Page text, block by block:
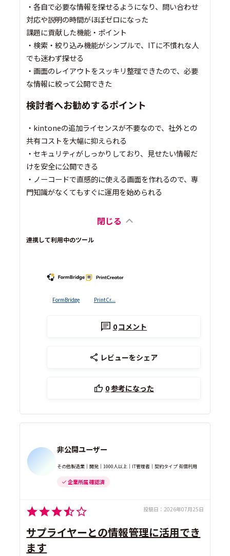
・各自で必要な情報を探せるようになり、問い合わせ
対応や説明の時間がほぼゼロになった
課題に貢献した機能・ポイント
・検索・絞り込み機能がシンプルで、ITに不慣れな人
でも迷わず探せる
・画面のレイアウトをスッキリ整理できたので、必要
な情報に絞って公開できた
検討者へお勧めするポイント
・kintoneの追加ライセンスが不要なので、社外との
共有コストを大幅に抑えられる
・セキュリティがしっかりしており、見せたい情報だ
けを安全に公開できる
・ノーコードで直感的に使える画面を作れるので、専
門知識がなくてもすぐに運用を始められる
閉じる
連携して利用中のツール
FormBridge PrintCr...
0コメント
レビューをシェア
0参考になった
非公開ユーザー
その他製造業｜開発｜1000人以上｜IT管理者｜契約タイプ 有償利用
企業所属 確認済
投稿日： 2026年07月25日
サプライヤーとの情報管理に活用でき
ます